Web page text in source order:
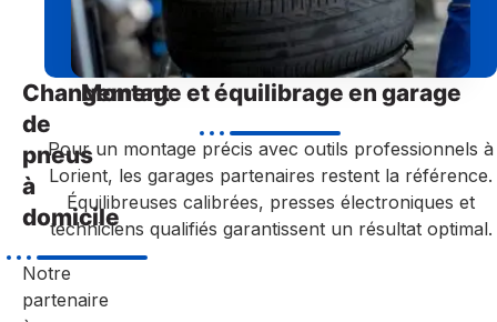
Changement
de
pneus
à
domicile
Notre
partenaire
Montage et équilibrage en garage
Pour un montage précis avec outils professionnels à
Lorient, les garages partenaires restent la référence.
Équilibreuses calibrées, presses électroniques et
techniciens qualifiés garantissent un résultat optimal.